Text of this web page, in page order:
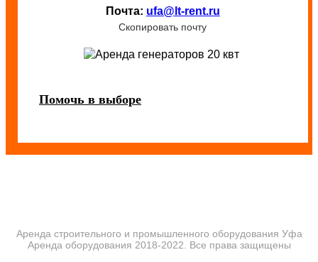
Почта: ufa@lt-rent.ru
Скопировать почту
Помочь в выборе
Аренда строительного и промышленного оборудования Уфа
Аренда оборудования 2018-2022. Все права защищены